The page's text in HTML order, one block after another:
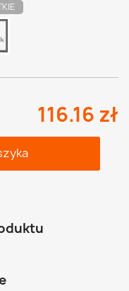
116.16 zł